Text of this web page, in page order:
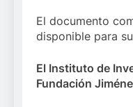
El documento
disponible para
El Instituto de
Fundación